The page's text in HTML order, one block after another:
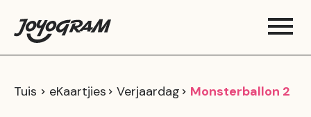
Tuis eKaartjies Verjaardag Monsterballon 2